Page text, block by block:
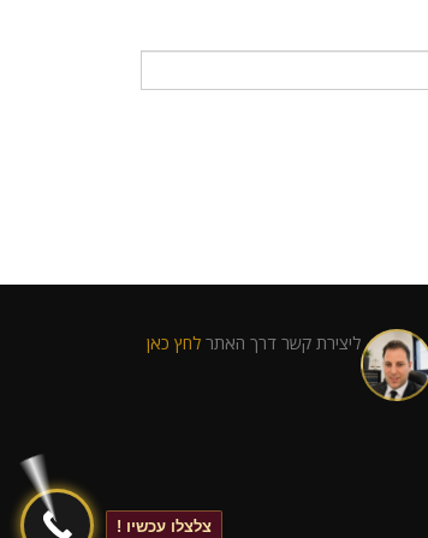
ליצירת קשר דרך האתר לחץ כאן
צלצלו עכשיו !